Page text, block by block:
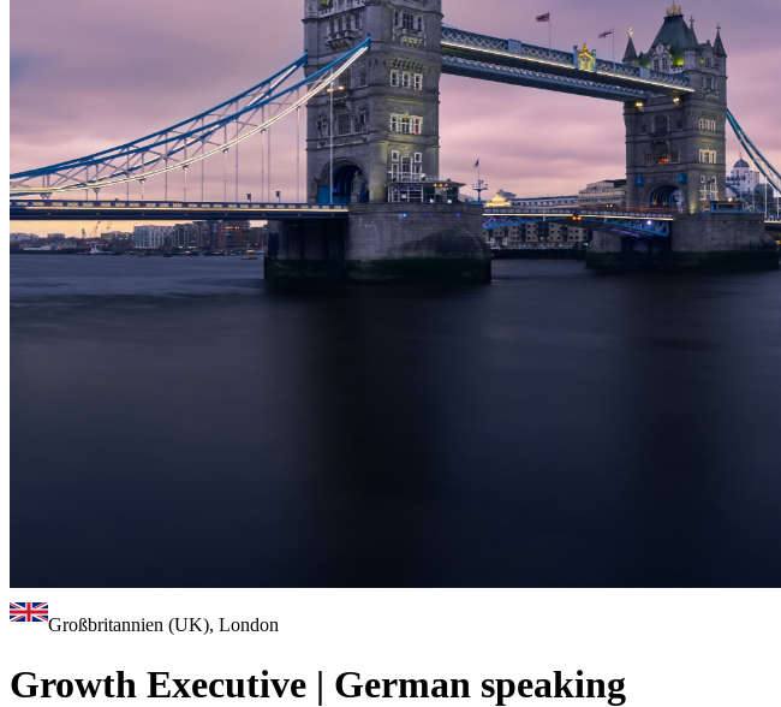
Großbritannien (UK), London
Growth Executive | German speaking